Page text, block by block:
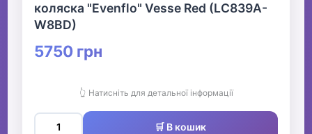
коляска "Evenflo" Vesse Red (LC839A-
W8BD)
5750 грн
👆 Натисніть для детальної інформації
🛒 В кошик